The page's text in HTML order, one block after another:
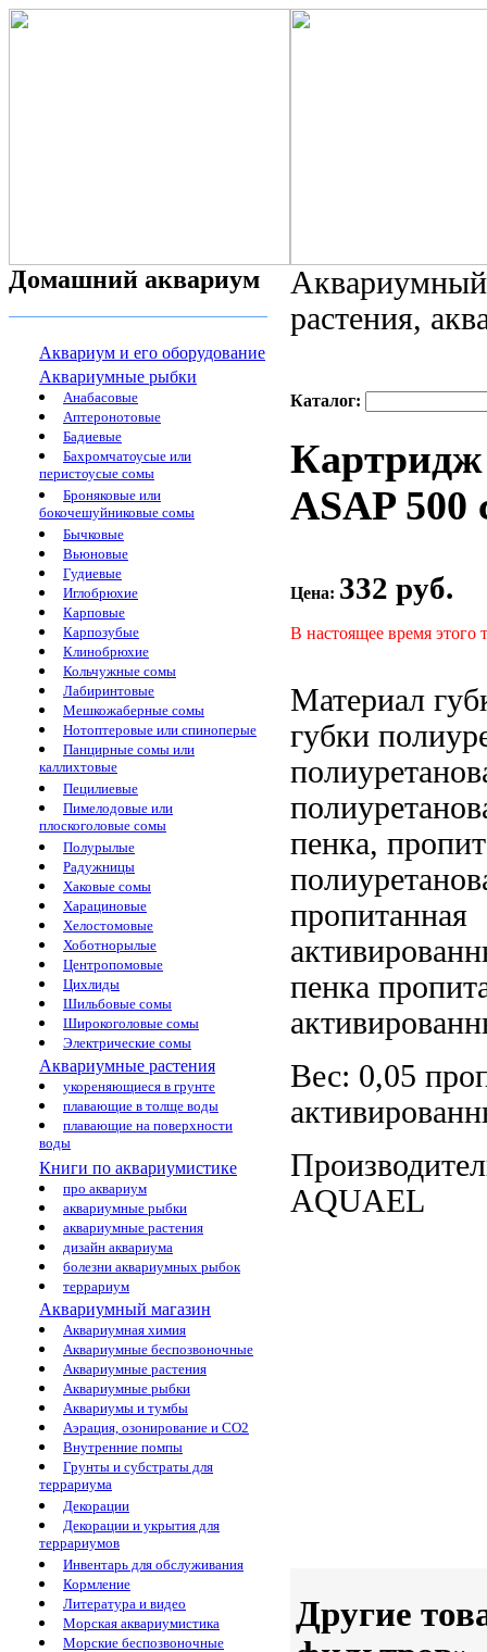
Домашний аквариум
Аквариум и его оборудование
Аквариумные рыбки
Анабасовые
Аптеронотовые
Бадиевые
Бахромчатоусые или
перистоусые сомы
Броняковые или
бокочешуйниковые сомы
Бычковые
Вьюновые
Гудиевые
Иглобрюхие
Карповые
Карпозубые
Клинобрюхие
Кольчужные сомы
Лабиринтовые
Мешкожаберные сомы
Нотоптеровые или спиноперые
Панцирные сомы или
каллихтовые
Пецилиевые
Пимелодовые или
плоскоголовые сомы
Полурылые
Радужницы
Хаковые сомы
Харациновые
Хелостомовые
Хоботнорылые
Центропомовые
Цихлиды
Шильбовые сомы
Широкоголовые сомы
Электрические сомы
Аквариумные растения
укореняющиеся в грунте
плавающие в толще воды
плавающие на поверхности
воды
Книги по аквариумистике
про аквариум
аквариумные рыбки
аквариумные растения
дизайн аквариума
болезни аквариумных рыбок
террариум
Аквариумный магазин
Аквариумная химия
Аквариумные беспозвоночные
Аквариумные растения
Аквариумные рыбки
Аквариумы и тумбы
Аэрация, озонирование и CO2
Внутренние помпы
Грунты и субстраты для
террариума
Декорации
Декорации и укрытия для
террариумов
Инвентарь для обслуживания
Кормление
Литература и видео
Морская аквариумистика
Морские беспозвоночные
растения,
Каталог:
ASAP 500
Цена: 332 руб.
В настоящее время этого
Материал
губки
пенка,
пропитанная
пенка
Вес: 0,05
AQUAEL
Другие